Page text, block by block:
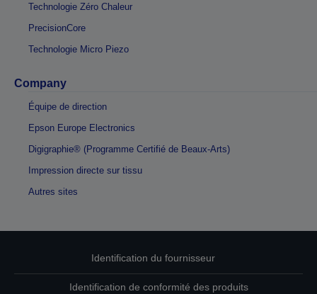
Technologie Zéro Chaleur
PrecisionCore
Technologie Micro Piezo
Company
Équipe de direction
Epson Europe Electronics
Digigraphie® (Programme Certifié de Beaux-Arts)
Impression directe sur tissu
Autres sites
Identification du fournisseur
Identification de conformité des produits